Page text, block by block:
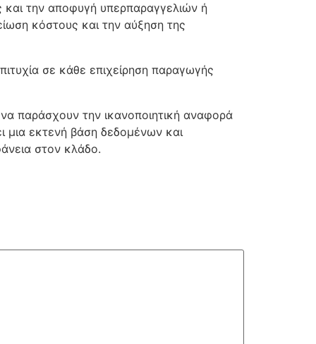
και την αποφυγή υπερπαραγγελιών ή
κόστους και την αύξηση της
σε κάθε επιχείρηση παραγωγής
παράσχουν την ικανοποιητική αναφορά
μια εκτενή βάση δεδομένων και
στον κλάδο.